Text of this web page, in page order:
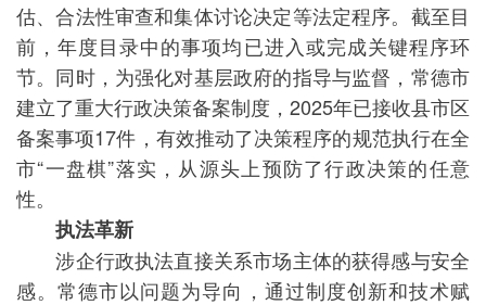
估、合法性审查和集体讨论决定等法定程序。截至目
前，年度目录中的事项均已进入或完成关键程序环
节。同时，为强化对基层政府的指导与监督，常德市
建立了重大行政决策备案制度，2025年已接收县市区
备案事项17件，有效推动了决策程序的规范执行在全
市“一盘棋”落实，从源头上预防了行政决策的任意
性。
执法革新
涉企行政执法直接关系市场主体的获得感与安全
感。常德市以问题为导向，通过制度创新和技术赋